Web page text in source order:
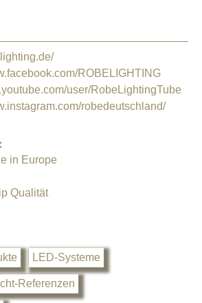
ROBELIGHTING
user/RobeLightingTube
robedeutschland/
in Europe
Qualität
LED-Systeme
Referenzen